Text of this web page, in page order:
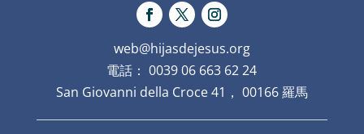
web@hijasdejesus.org
電話： 0039 06 663 62 24
San Giovanni della Croce 41， 00166 羅馬